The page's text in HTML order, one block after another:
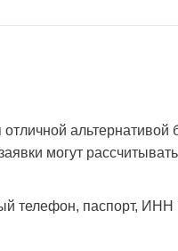
альтернативой
могут
телефон, паспорт, ИНН